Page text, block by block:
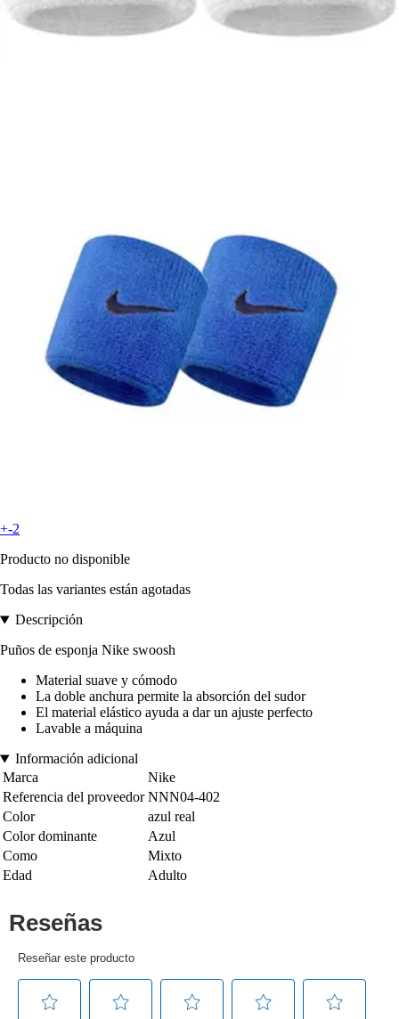
+-2
Producto no disponible
Todas las variantes están agotadas
Descripción
Puños de esponja Nike swoosh
Material suave y cómodo
La doble anchura permite la absorción del sudor
El material elástico ayuda a dar un ajuste perfecto
Lavable a máquina
Información adicional
Marca
Nike
Referencia del proveedor NNN04-402
Color
azul real
Color dominante
Azul
Como
Mixto
Edad
Adulto